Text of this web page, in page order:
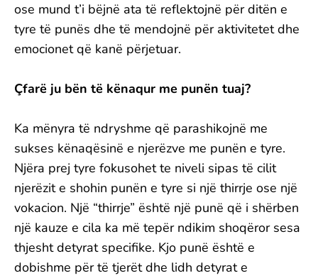
ose mund t’i bëjnë ata të reflektojnë për ditën e
tyre të punës dhe të mendojnë për aktivitetet dhe
emocionet që kanë përjetuar.
Çfarë ju bën të kënaqur me punën tuaj?
Ka mënyra të ndryshme që parashikojnë me
sukses kënaqësinë e njerëzve me punën e tyre.
Njëra prej tyre fokusohet te niveli sipas të cilit
njerëzit e shohin punën e tyre si një thirrje ose një
vokacion. Një “thirrje” është një punë që i shërben
një kauze e cila ka më tepër ndikim shoqëror sesa
thjesht detyrat specifike. Kjo punë është e
dobishme për të tjerët dhe lidh detyrat e